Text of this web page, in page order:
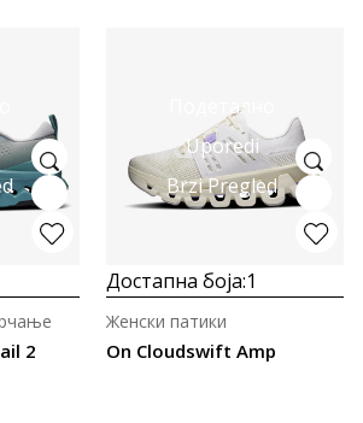
2
Подетално
Uporedi
Brzi Pregled
Достапна боја:1
On Cloudswift Amp
Женски патики